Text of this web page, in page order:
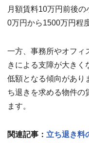
月額賃料10万円前後
0万円から1500万円程
一方、事務所やオフィ
きによる支障が大きく
低額となる傾向があり
ち退きを求める物件の
ます。
関連記事： 立ち退き料